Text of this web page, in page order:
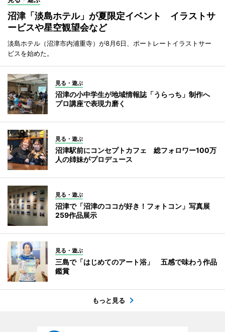
沼津「淡島ホテル」が夏限定イベント イラストサ
ービスや星空観望会など
淡島ホテル（沼津市内浦重寺）が8月6日、ポートレートイラストサー
ビスを始めた。
見る・遊ぶ
沼津の小中学生が地域情報誌「うらっち」制作へ
プロ講座で表現力磨く
見る・遊ぶ
沼津駅前にコンセプトカフェ 総フォロワー100万
人の姉妹がプロデュース
見る・遊ぶ
沼津で「沼津のココが好き！フォトコン」写真展
259作品展示
見る・遊ぶ
三島で「はじめてのアート浴」 五感で味わう作品
鑑賞
もっと見る